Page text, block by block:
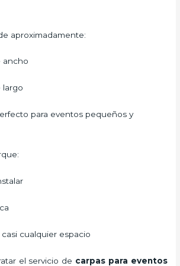
aproximadamente:
ancho
largo
para eventos pequeños y
cualquier espacio
el servicio de carpas para eventos